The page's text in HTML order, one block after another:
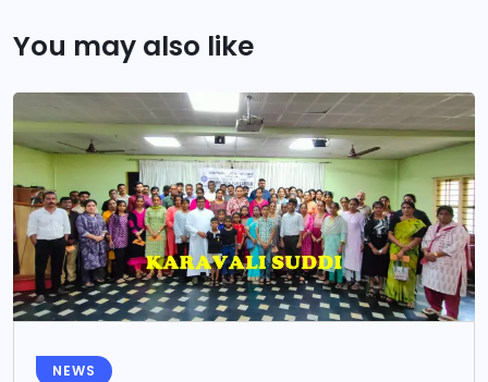
You may also like
NEWS